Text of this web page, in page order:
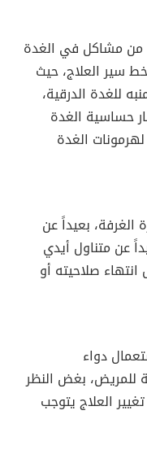
من مشاكل في الغدة
سير العلاج، حيث
للغدة الدرقية،
حساسية الغدة
لهرمونات الغدة
الغرفة، بعيداً عن
عن متناول أيدي
صلاحيته أو
دواء
للمريض، بغض النظر
العلاج يتوجب